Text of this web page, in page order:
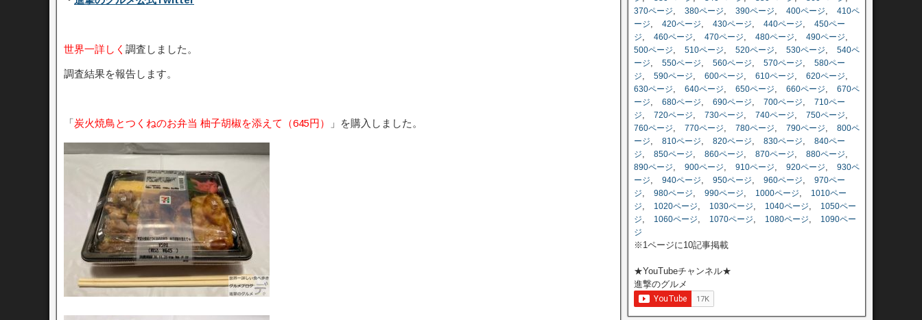
世界一詳しく 調査しました。
調査結果を報告します。
「炭火焼鳥とつくねのお弁当 柚子胡椒を添えて （645円） 」を購入しました。
370ページ, 380ページ, 390ページ, 400ページ, 410ペ
ージ, 420ページ, 430ページ, 440ページ, 450ペー
ジ, 460ページ, 470ページ, 480ページ, 490ページ,
500ページ, 510ページ, 520ページ, 530ページ, 540ペ
ージ, 550ページ, 560ページ, 570ページ, 580ペー
ジ, 590ページ, 600ページ, 610ページ, 620ページ,
630ページ, 640ページ, 650ページ, 660ページ, 670ペ
ージ, 680ページ, 690ページ, 700ページ, 710ペー
ジ, 720ページ, 730ページ, 740ページ, 750ページ,
760ページ, 770ページ, 780ページ, 790ページ, 800ペ
ージ, 810ページ, 820ページ, 830ページ, 840ペー
ジ, 850ページ, 860ページ, 870ページ, 880ページ,
890ページ, 900ページ, 910ページ, 920ページ, 930ペ
ージ, 940ページ, 950ページ, 960ページ, 970ペー
ジ, 980ページ, 990ページ, 1000ページ,
1010ペー
ジ, 1020ページ, 1030ページ, 1040ページ,
1050ペー
ジ, 1060ページ, 1070ページ, 1080ページ,
1090ペー
ジ
※1ページに10記事掲載
★YouTubeチャンネル★
進撃のグルメ